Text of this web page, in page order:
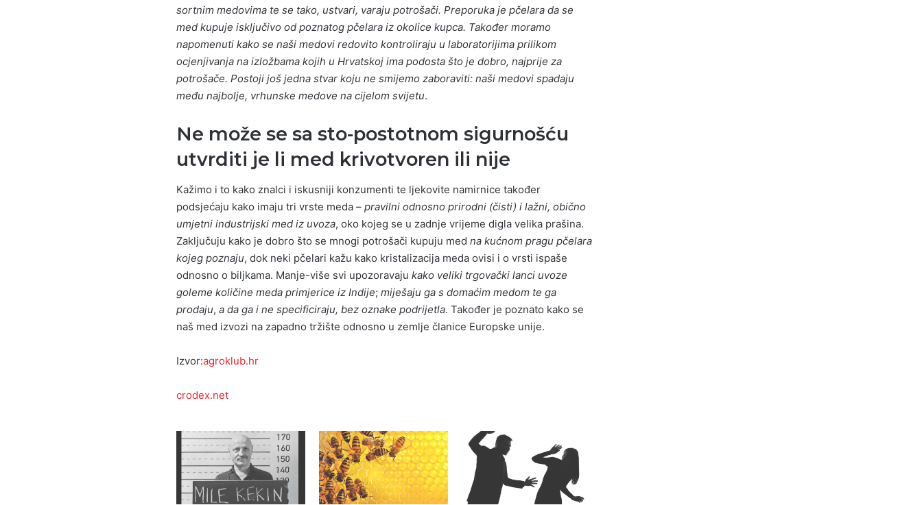
sortnim medovima te se tako, ustvari, varaju potrošači. Preporuka je pčelara da se
med kupuje isključivo od poznatog pčelara iz okolice kupca. Također moramo
napomenuti kako se naši medovi redovito kontroliraju u laboratorijima prilikom
ocjenjivanja na izložbama kojih u Hrvatskoj ima podosta što je dobro, najprije za
potrošače. Postoji još jedna stvar koju ne smijemo zaboraviti: naši medovi spadaju
među najbolje, vrhunske medove na cijelom svijetu.
Ne može se sa sto-postotnom sigurnošću
utvrditi je li med krivotvoren ili nije
Kažimo i to kako znalci i iskusniji konzumenti te ljekovite namirnice također
podsjećaju kako imaju tri vrste meda – pravilni odnosno prirodni (čisti) i lažni, obično
umjetni industrijski med iz uvoza, oko kojeg se u zadnje vrijeme digla velika prašina.
Zaključuju kako je dobro što se mnogi potrošači kupuju med na kućnom pragu pčelara
kojeg poznaju, dok neki pčelari kažu kako kristalizacija meda ovisi i o vrsti ispaše
odnosno o biljkama. Manje-više svi upozoravaju kako veliki trgovački lanci uvoze
goleme količine meda primjerice iz Indije; miješaju ga s domaćim medom te ga
prodaju, a da ga i ne specificiraju, bez oznake podrijetla. Također je poznato kako se
naš med izvozi na zapadno tržište odnosno u zemlje članice Europske unije.
Izvor:agroklub.hr
crodex.net